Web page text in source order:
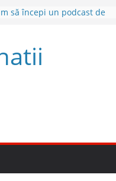
să începi un podcast de
full frame pentru vlog
pentru cele mai bune
5 obiective foto mirrorless în